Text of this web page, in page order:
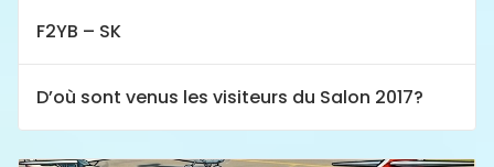
F2YB – SK
D’où sont venus les visiteurs du Salon 2017?